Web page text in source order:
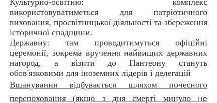
Культурно-освітню: комплекс
використовуватиметься для патріотичного
виховання, просвітницької діяльності та збереження
історичної спадщини.
Державну: там проводитимуться офіційні
церемонії, зокрема вручення найвищих державних
нагород, а візити до Пантеону стануть
обов'язковими для іноземних лідерів і делегацій
Вшанування відбувається шляхом почесного
перепоховання (якщо з дня смерті минуло не